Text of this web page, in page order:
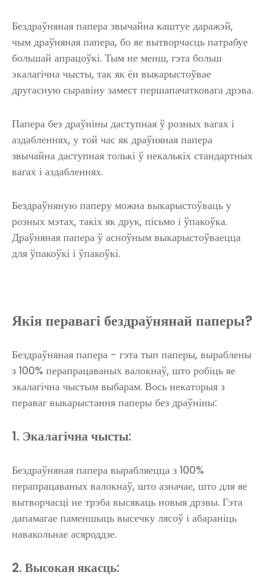
Бездраўняная папера звычайна каштуе даражэй,
чым драўняная папера, бо яе вытворчасць патрабуе
большай апрацоўкі. Тым не менш, гэта больш
экалагічна чысты, так як ён выкарыстоўвае
другасную сыравіну замест першапачатковага дрэва.
Папера без драўніны даступная ў розных вагах і
аздабленнях, у той час як драўняная папера
звычайна даступная толькі ў некалькіх стандартных
вагах і аздабленнях.
Бездраўняную паперу можна выкарыстоўваць у
розных мэтах, такіх як друк, пісьмо і ўпакоўка.
Драўняная папера ў асноўным выкарыстоўваецца
для ўпакоўкі і ўпакоўкі.
Якія перавагі бездраўнянай паперы?
Бездраўняная папера - гэта тып паперы, выраблены
з 100% перапрацаваных валокнаў, што робіць яе
экалагічна чыстым выбарам. Вось некаторыя з
пераваг выкарыстання паперы без драўніны:
1. Экалагічна чысты:
Бездраўняная папера вырабляецца з 100%
перапрацаваных валокнаў, што азначае, што для яе
вытворчасці не трэба высякаць новыя дрэвы. Гэта
дапамагае паменшыць высечку лясоў і абараніць
навакольнае асяроддзе.
2. Высокая якасць: